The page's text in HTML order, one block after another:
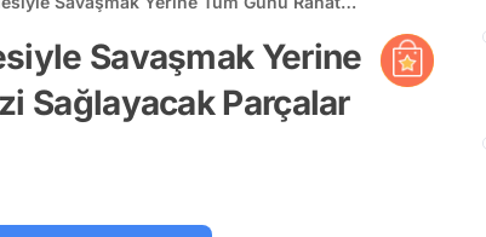
Savaşmak Yerine
Sağlayacak Parçalar